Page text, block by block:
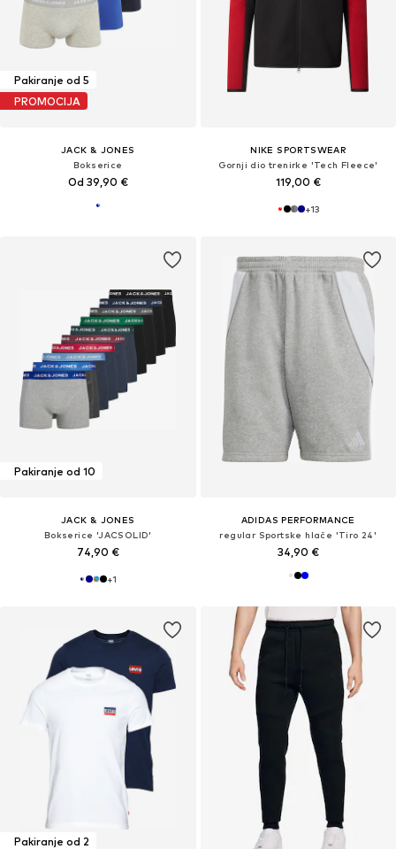
Pakiranje od 5
PROMOCIJA
JACK & JONES
Bokserice
Od 39,90 €
NIKE SPORTSWEAR
Gornji dio trenirke 'Tech Fleece'
119,00 €
+13
Pakiranje od 10
JACK & JONES
Bokserice 'JACSOLID'
74,90 €
+1
ADIDAS PERFORMANCE
regular Sportske hlače 'Tiro 24'
34,90 €
Pakiranje od 2